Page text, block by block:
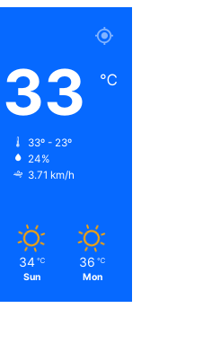
33 ℃
33º - 23º
24%
3.71 km/h
34 ℃
Sun
36 ℃
Mon